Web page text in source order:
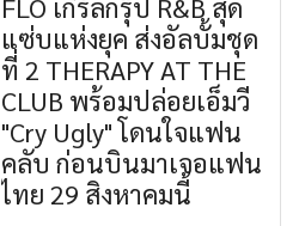
แซ่บแห่งยุค ส่งอัลบั้มชุด
ที่ 2 THERAPY AT THE
CLUB พร้อมปล่อยเอ็มวี
"Cry Ugly" โดนใจแฟน
คลับ ก่อนบินมาเจอแฟน
ไทย 29 สิงหาคมนี้